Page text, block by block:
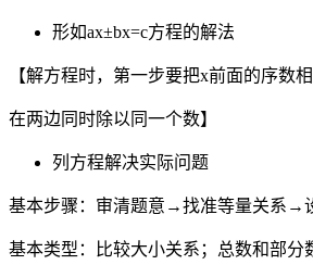
形如ax±bx=c方程的解法
【解方程时，第一步要把x前面的序数
在两边同时除以同一个数】
列方程解决实际问题
基本步骤：审清题意→找准等量关系
基本类型：比较大小关系；总数和部分